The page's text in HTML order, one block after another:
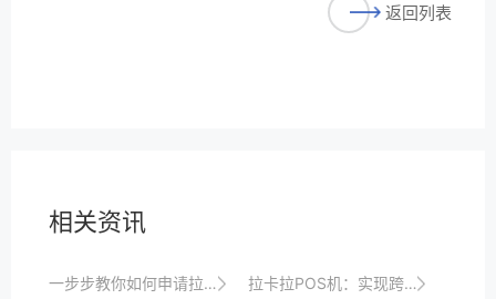
返回列表
相关资讯
一步步教你如何申请拉卡拉POS机 拉卡拉POS机：实现跨区域、跨行业的支付合作